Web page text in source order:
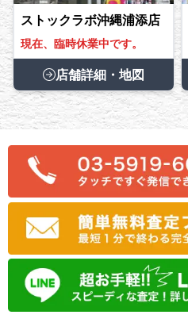
ストックラボ沖縄浦添店
現在、臨時休業中です。
店舗詳細・地図